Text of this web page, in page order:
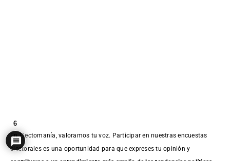
En Electomanía, valoramos tu voz. Participar en nuestras encuestas
electorales es una oportunidad para que expreses tu opinión y
6